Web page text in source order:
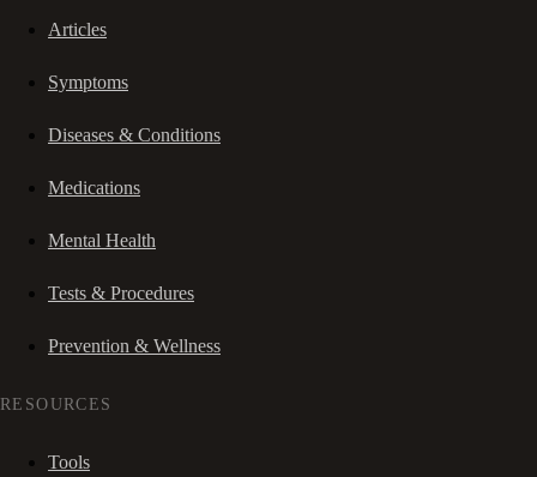
Articles
Symptoms
Diseases & Conditions
Medications
Mental Health
Tests & Procedures
Prevention & Wellness
RESOURCES
Tools